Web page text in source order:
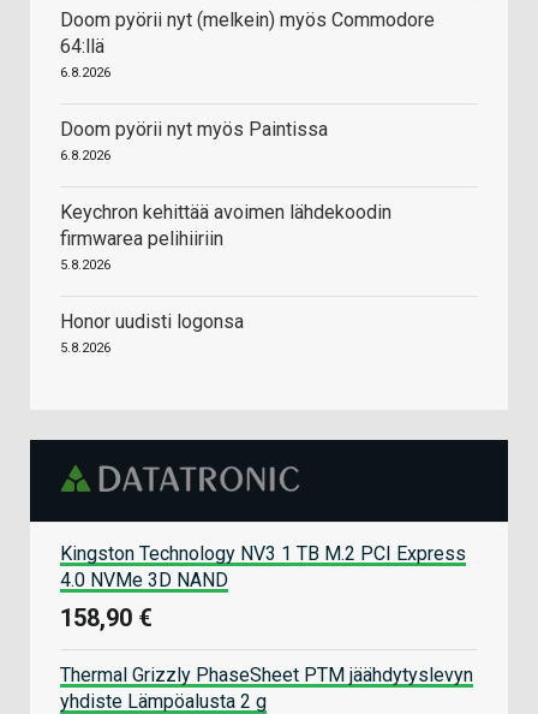
Doom pyörii nyt (melkein) myös Commodore
64:llä
6.8.2026
Doom pyörii nyt myös Paintissa
6.8.2026
Keychron kehittää avoimen lähdekoodin
firmwarea pelihiiriin
5.8.2026
Honor uudisti logonsa
5.8.2026
Kingston Technology NV3 1 TB M.2 PCI Express
4.0 NVMe 3D NAND
158,90 €
Thermal Grizzly PhaseSheet PTM jäähdytyslevyn
yhdiste Lämpöalusta 2 g